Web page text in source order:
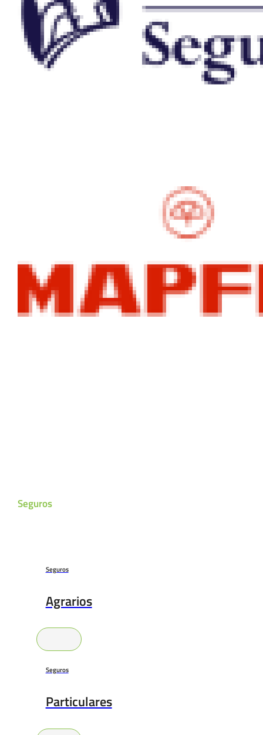
Seguros
Seguros
Agrarios
Seguros
Particulares